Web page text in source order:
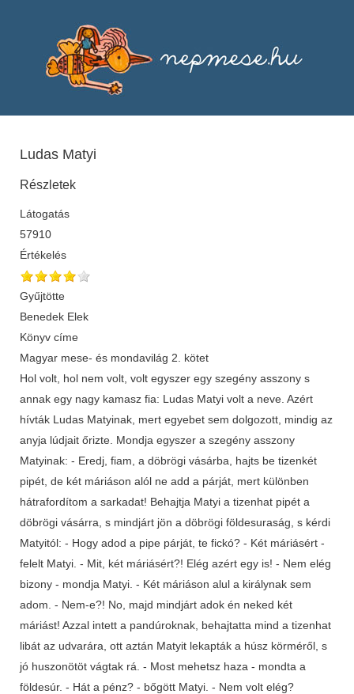
Ludas Matyi
Részletek
Látogatás
57910
Értékelés
Gyűjtötte
Benedek Elek
Könyv címe
Magyar mese- és mondavilág 2. kötet
Hol volt, hol nem volt, volt egyszer egy szegény asszony s
annak egy nagy kamasz fia: Ludas Matyi volt a neve. Azért
hívták Ludas Matyinak, mert egyebet sem dolgozott, mindig az
anyja lúdjait őrizte. Mondja egyszer a szegény asszony
Matyinak: - Eredj, fiam, a döbrögi vásárba, hajts be tizenkét
pipét, de két máriáson alól ne add a párját, mert különben
hátrafordítom a sarkadat! Behajtja Matyi a tizenhat pipét a
döbrögi vásárra, s mindjárt jön a döbrögi földesuraság, s kérdi
Matyitól: - Hogy adod a pipe párját, te fickó? - Két máriásért -
felelt Matyi. - Mit, két máriásért?! Elég azért egy is! - Nem elég
bizony - mondja Matyi. - Két máriáson alul a királynak sem
adom. - Nem-e?! No, majd mindjárt adok én neked két
máriást! Azzal intett a pandúroknak, behajtatta mind a tizenhat
libát az udvarára, ott aztán Matyit lekapták a húsz körméről, s
jó huszonötöt vágtak rá. - Most mehetsz haza - mondta a
földesúr. - Hát a pénz? - bőgött Matyi. - Nem volt elég?